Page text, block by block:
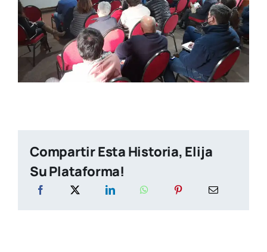
Compartir Esta Historia, Elija
Su Plataforma!